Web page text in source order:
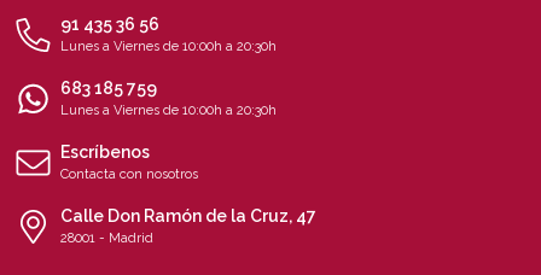
91 435 36 56
Lunes a Viernes de 10:00h a 20:30h
683 185 759
Lunes a Viernes de 10:00h a 20:30h
Escríbenos
Contacta con nosotros
Calle Don Ramón de la Cruz, 47
28001 - Madrid